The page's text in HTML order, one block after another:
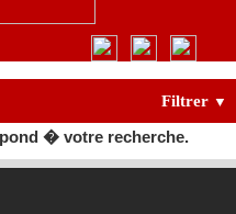
Filtrer ▼
� votre recherche.